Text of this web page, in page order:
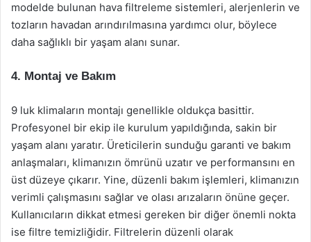
modelde bulunan hava filtreleme sistemleri, alerjenlerin ve
tozların havadan arındırılmasına yardımcı olur, böylece
daha sağlıklı bir yaşam alanı sunar.
4. Montaj ve Bakım
9 luk klimaların montajı genellikle oldukça basittir.
Profesyonel bir ekip ile kurulum yapıldığında, sakin bir
yaşam alanı yaratır. Üreticilerin sunduğu garanti ve bakım
anlaşmaları, klimanızın ömrünü uzatır ve performansını en
üst düzeye çıkarır. Yine, düzenli bakım işlemleri, klimanızın
verimli çalışmasını sağlar ve olası arızaların önüne geçer.
Kullanıcıların dikkat etmesi gereken bir diğer önemli nokta
ise filtre temizliğidir. Filtrelerin düzenli olarak